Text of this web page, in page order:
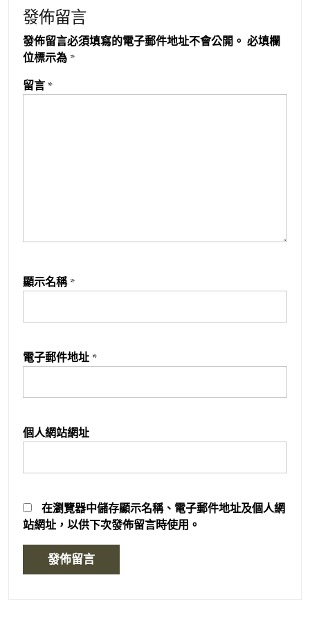
發佈留言
發佈留言必須填寫的電子郵件地址不會公開。 必填欄
位標示為 *
留言 *
顯示名稱 *
電子郵件地址 *
個人網站網址
在瀏覽器中儲存顯示名稱、電子郵件地址及個人網
站網址，以供下次發佈留言時使用。